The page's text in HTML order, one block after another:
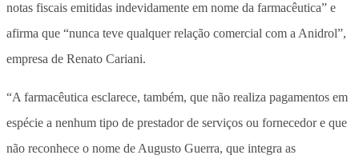
notas fiscais emitidas indevidamente em nome da farmacêutica” e
afirma que “nunca teve qualquer relação comercial com a Anidrol”,
empresa de Renato Cariani.
“A farmacêutica esclarece, também, que não realiza pagamentos em
espécie a nenhum tipo de prestador de serviços ou fornecedor e que
não reconhece o nome de Augusto Guerra, que integra as